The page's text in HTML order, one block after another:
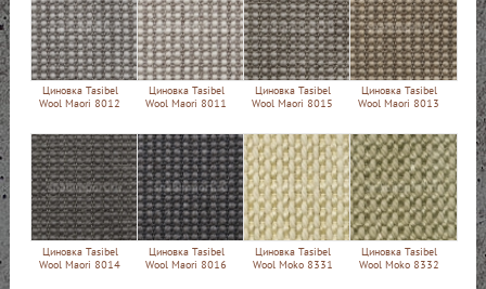
Циновка Tasibel
Wool Maori 8012
Циновка Tasibel
Wool Maori 8011
Циновка Tasibel
Wool Maori 8015
Циновка Tasibel
Wool Maori 8013
Циновка Tasibel
Wool Maori 8014
Циновка Tasibel
Wool Maori 8016
Циновка Tasibel
Wool Moko 8331
Циновка Tasibel
Wool Moko 8332